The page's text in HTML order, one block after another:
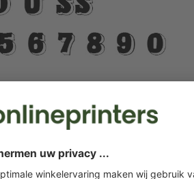
aan de oude zetletters in de eerste
Dit pas evenzeer bij een